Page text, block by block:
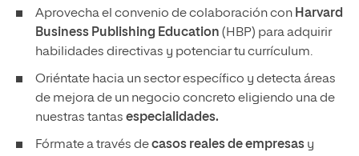
Aprovecha el convenio de colaboración con Harvard
Business Publishing Education (HBP) para adquirir
habilidades directivas y potenciar tu currículum.
Oriéntate hacia un sector específico y detecta áreas
de mejora de un negocio concreto eligiendo una de
nuestras tantas especialidades.
Fórmate a través decasos reales de empresas y